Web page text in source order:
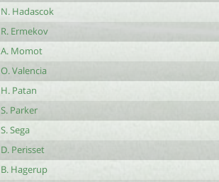
N. Hadascok
R. Ermekov
A. Momot
O. Valencia
H. Patan
S. Parker
S. Sega
D. Perisset
B. Hagerup